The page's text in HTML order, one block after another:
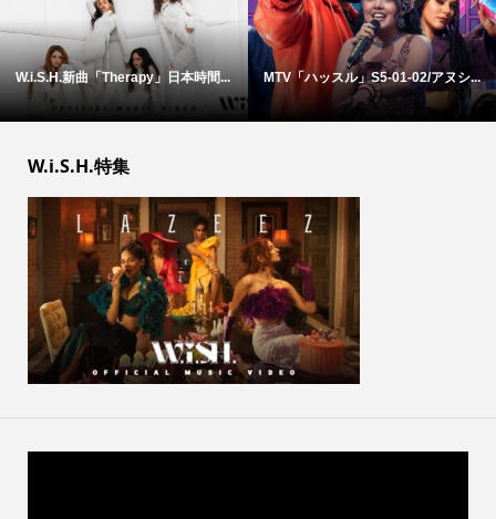
W.i.S.H.新曲「Therapy」日本時間... MTV「ハッスル」S5-01-02/アヌシ...
W.i.S.H.特集